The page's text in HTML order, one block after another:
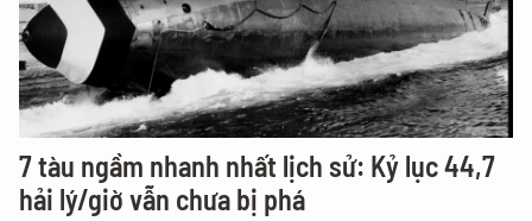
7 tàu ngầm nhanh nhất lịch sử: Kỷ lục 44,7
hải lý/giờ vẫn chưa bị phá